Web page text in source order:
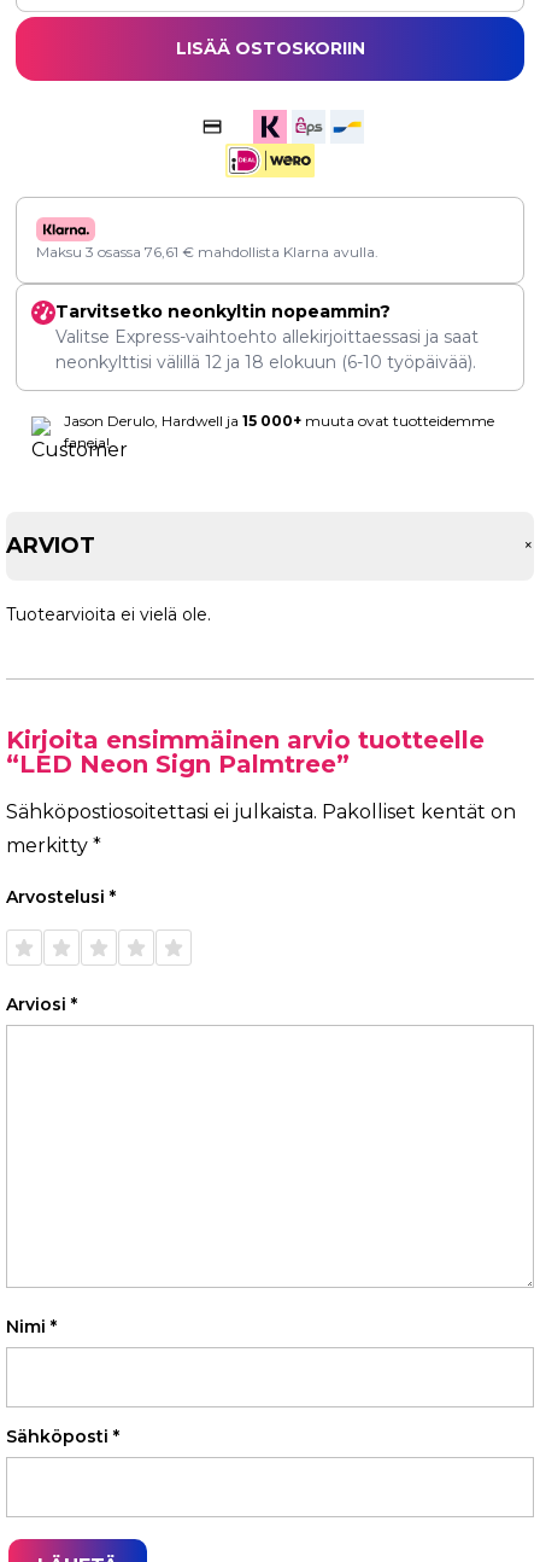
LISÄÄ OSTOSKORIIN
Maksu 3 osassa 76,61 € mahdollista Klarna avulla.
Tarvitsetko neonkyltin nopeammin?
Valitse Express-vaihtoehto allekirjoittaessasi ja saat
neonkylttisi välillä 12 ja 18 elokuun (6-10 työpäivää).
Jason Derulo, Hardwell ja 15 000+ muuta ovat tuotteidemme
faneja!
ARVIOT +
Tuotearvioita ei vielä ole.
Kirjoita ensimmäinen arvio tuotteelle
“LED Neon Sign Palmtree”
Sähköpostiosoitettasi ei julkaista. Pakolliset kentät on
merkitty *
Arvostelusi *
1/5
tähteä
2/5
tähteä
3/5
tähteä
4/5
tähteä
5/5
tähteä
Arviosi *
Nimi *
Sähköposti *